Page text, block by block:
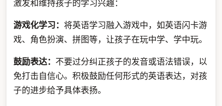
激发和维持孩子的学习兴趣：
游戏化学习： 将英语学习融入游戏中，如英语闪卡游
戏、角色扮演、拼图等，让孩子在玩中学、学中玩。
鼓励表达： 不要过分纠正孩子的发音或语法错误，以
免打击自信心。积极鼓励任何形式的英语表达，对孩
子的进步给予具体表扬。